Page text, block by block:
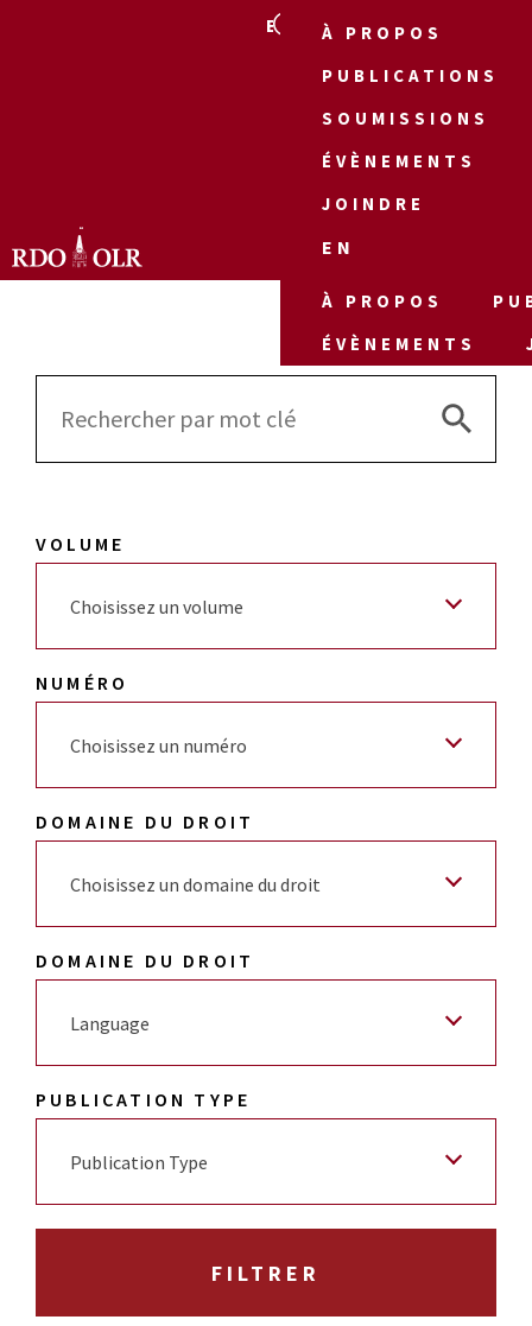
EN
À PROPOS
PUBLICATIONS
SOUMISSIONS
ÉVÈNEMENTS
JOINDRE
EN
À PROPOS
ÉVÈNEMENTS
Search
Search
VOLUME
Choisissez un volume
NUMÉRO
Choisissez un numéro
DOMAINE DU DROIT
Choisissez un domaine du droit
DOMAINE DU DROIT
Language
PUBLICATION TYPE
Publication Type